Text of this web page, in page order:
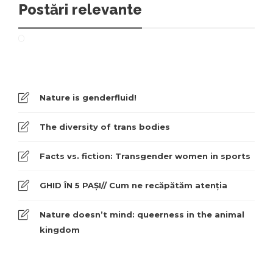
Postări relevante
Nature is genderfluid!
The diversity of trans bodies
Facts vs. fiction: Transgender women in sports
GHID ÎN 5 PAȘI// Cum ne recăpătăm atenția
Nature doesn’t mind: queerness in the animal
kingdom